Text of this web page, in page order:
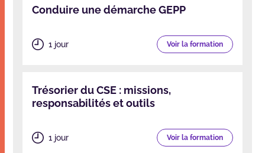
Conduire une démarche GEPP
1 jour Voir la formation
Trésorier du CSE : missions,
responsabilités et outils
1 jour Voir la formation